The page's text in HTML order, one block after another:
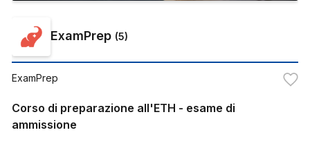
ExamPrep (5)
ExamPrep
Corso di preparazione all'ETH - esame di
ammissione